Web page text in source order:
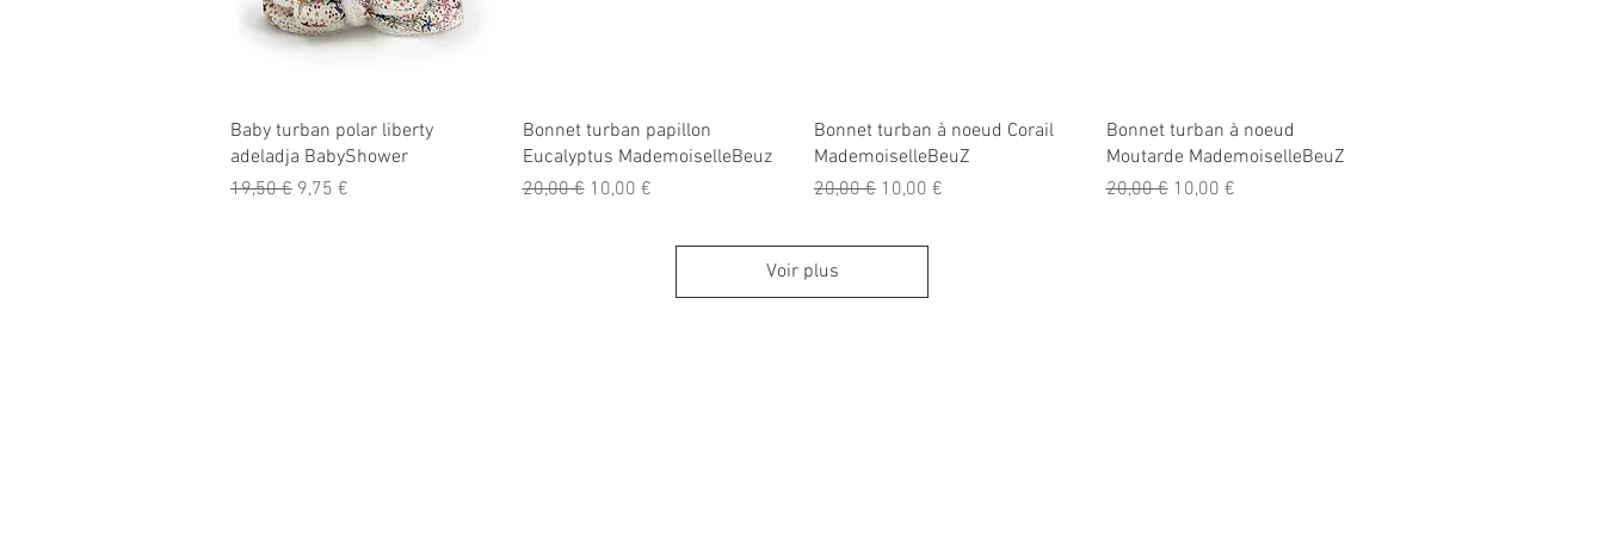
Aperçu rapide
Baby turban polar liberty
adeladja BabyShower
Prix original
19,50 € Prix promotionnel
9,75 €
Aperçu rapide
Bonnet turban papillon
Eucalyptus MademoiselleBeuz
Prix original
20,00 € Prix promotionnel
10,00 €
Aperçu rapide
Bonnet turban à noeud Corail
MademoiselleBeuZ
Prix original
20,00 € Prix promotionnel
10,00 €
Aperçu rapide
Bonnet turban à noeud
Moutarde MademoiselleBeuZ
Prix original
20,00 € Prix promotionnel
10,00 €
Voir plus